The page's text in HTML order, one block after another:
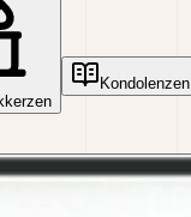
Kondolenzen